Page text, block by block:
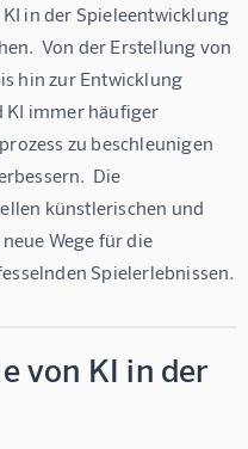
in der Spieleentwicklung
Von der Erstellung von
hin zur Entwicklung
KI immer häufiger
zu beschleunigen
Die
künstlerischen und
Wege für die
Spielerlebnissen.
von KI in der